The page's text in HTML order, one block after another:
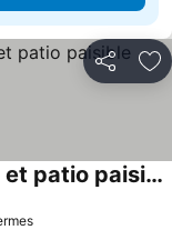
Partager
Studio Boho-Chic : centre ville et patio paisible